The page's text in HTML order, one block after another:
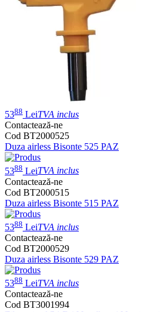
5388 LeiTVA inclus
Contactează-ne
Cod BT2000525
Duza airless Bisonte 525 PAZ
5388 LeiTVA inclus
Contactează-ne
Cod BT2000515
Duza airless Bisonte 515 PAZ
5388 LeiTVA inclus
Contactează-ne
Cod BT2000529
Duza airless Bisonte 529 PAZ
5388 LeiTVA inclus
Contactează-ne
Cod BT3001994